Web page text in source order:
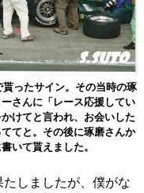
ったサイン。その当時の琢
さんに「レース応援してい
けてと言われ、お会いした
てと。その後に琢磨さんか
いて貰えました。
しましたが、僕がな